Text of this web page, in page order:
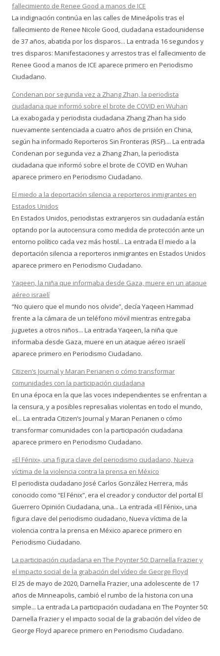
fallecimiento de Renee Good a manos de ICE
La indignación continúa en las calles de Mineápolis tras el
fallecimiento de Renee Nicole Good, ciudadana estadounidense
de 37 años, abatida por los disparos... La entrada 16 segundos y
tres disparos: Manifestaciones y arrestos tras el fallecimiento de
Renee Good a manos de ICE aparece primero en Periodismo
Ciudadano.
Condenan por segunda vez a Zhang Zhan, la periodista
ciudadana que informó sobre el brote de COVID en Wuhan
La exabogada y periodista ciudadana Zhang Zhan ha sido
nuevamente sentenciada a cuatro años de prisión en China,
según ha informado Reporteros Sin Fronteras (RSF).... La entrada
Condenan por segunda vez a Zhang Zhan, la periodista
ciudadana que informó sobre el brote de COVID en Wuhan
aparece primero en Periodismo Ciudadano.
El miedo a la deportación silencia a reporteros inmigrantes en
Estados Unidos
En Estados Unidos, periodistas extranjeros sin ciudadanía están
optando por la autocensura como medida de protección ante un
entorno político cada vez más hostil... La entrada El miedo a la
deportación silencia a reporteros inmigrantes en Estados Unidos
aparece primero en Periodismo Ciudadano.
Yaqeen, la niña que informaba desde Gaza, muere en un ataque
aéreo israelí
“No quiero que el mundo nos olvide”, decía Yaqeen Hammad
frente a la cámara de un teléfono móvil mientras entregaba
juguetes a otros niños... La entrada Yaqeen, la niña que
informaba desde Gaza, muere en un ataque aéreo israelí
aparece primero en Periodismo Ciudadano.
Citizen’s Journal y Maran Perianen o cómo transformar
comunidades con la participación ciudadana
En una época en la que las voces independientes se enfrentan a
la censura, y a posibles represalias violentas en todo el mundo,
el... La entrada Citizen’s Journal y Maran Perianen o cómo
transformar comunidades con la participación ciudadana
aparece primero en Periodismo Ciudadano.
«El Fénix», una figura clave del periodismo ciudadano, Nueva
víctima de la violencia contra la prensa en México
El periodista ciudadano José Carlos González Herrera, más
conocido como “El Fénix”, era el creador y conductor del portal El
Guerrero Opinión Ciudadana, una... La entrada «El Fénix», una
figura clave del periodismo ciudadano, Nueva víctima de la
violencia contra la prensa en México aparece primero en
Periodismo Ciudadano.
La participación ciudadana en The Poynter 50: Darnella Frazier y
el impacto social de la grabación del vídeo de George Floyd
El 25 de mayo de 2020, Darnella Frazier, una adolescente de 17
años de Minneapolis, cambió el rumbo de la historia con una
simple... La entrada La participación ciudadana en The Poynter 50:
Darnella Frazier y el impacto social de la grabación del vídeo de
George Floyd aparece primero en Periodismo Ciudadano.